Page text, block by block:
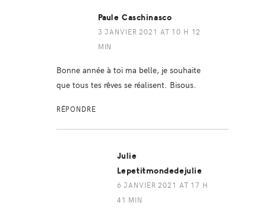
Paule Caschinasco
3 JANVIER 2021 AT 10 H 12
MIN
Bonne année à toi ma belle, je souhaite
que tous tes rêves se réalisent. Bisous.
RÉPONDRE
Julie
Lepetitmondedejulie
6 JANVIER 2021 AT 17 H
41 MIN